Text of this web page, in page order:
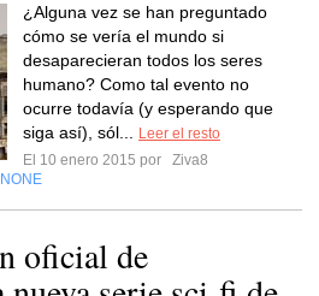
¿Alguna vez se han preguntado
cómo se vería el mundo si
desaparecieran todos los seres
humano? Como tal evento no
ocurre todavía (y esperando que
siga así), sól...
Leer el resto
El 10 enero 2015 por
Ziva8
NONE
oficial de